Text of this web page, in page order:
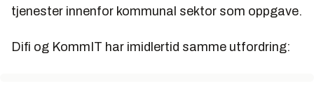
tjenester innenfor kommunal sektor som oppgave.
Difi og KommIT har imidlertid samme utfordring: